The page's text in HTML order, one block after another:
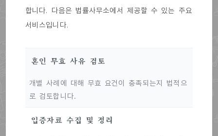
합니다. 다음은 법률사무소에서 제공할 수 있는 주요
서비스입니다.
혼인 무효 사유 검토
개별 사례에 대해 무효 요건이 충족되는지 법적으
로 검토합니다.
입증자료 수집 및 정리